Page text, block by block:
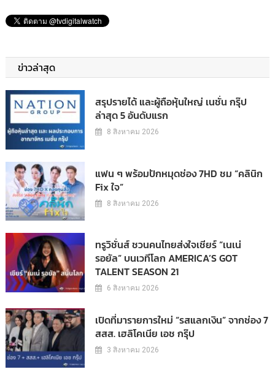
ข่าวล่าสุด
สรุปรายได้ และผู้ถือหุ้นใหญ่ เนชั่น กรุ๊ป
ล่าสุด 5 อันดับแรก
8 สิงหาคม 2026
แฟน ๆ พร้อมปักหมุดช่อง 7HD ชม “คลินิก
Fix ใจ”
8 สิงหาคม 2026
ทรูวิชั่นส์ ชวนคนไทยส่งใจเชียร์ “เนเน่
รอยัล” บนเวทีโลก AMERICA’S GOT
TALENT SEASON 21
6 สิงหาคม 2026
เปิดที่มารายการใหม่ “รสแลกเงิน” จากช่อง 7
สสส. เฮลิโคเนีย เอช กรุ๊ป
3 สิงหาคม 2026